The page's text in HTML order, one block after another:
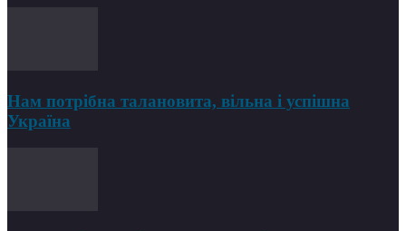
Нам потрібна талановита, вільна і успішна
Україна